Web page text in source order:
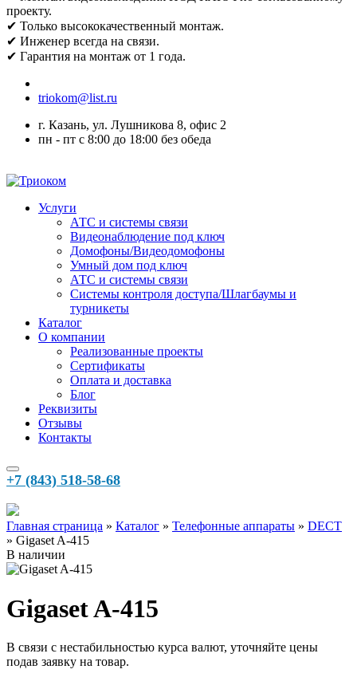
проекту.
✔ Только высококачественный монтаж.
✔ Инженер всегда на связи.
✔ Гарантия на монтаж от 1 года.
triokom@list.ru
г. Казань, ул. Лушникова 8, офис 2
пн - пт с 8:00 до 18:00 без обеда
Услуги
АТС и системы связи
Видеонаблюдение под ключ
Домофоны/Видеодомофоны
Умный дом под ключ
АТС и системы связи
Системы контроля доступа/Шлагбаумы и
турникеты
Каталог
О компании
Реализованные проекты
Сертификаты
Оплата и доставка
Блог
Реквизиты
Отзывы
Контакты
+7 (843) 518-58-68
Главная страница »‎ Каталог »‎ Телефонные аппараты »‎ DECT
»‎ Gigaset A-415
В наличии
Gigaset A-415
В связи с нестабильностью курса валют, уточняйте цены
подав заявку на товар.